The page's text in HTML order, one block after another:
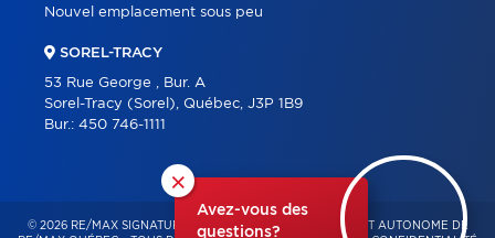
×
Avez-vous des
questions?
Nouvel emplacement sous peu
SOREL-TRACY
53 Rue George , Bur. A
Sorel-Tracy (Sorel), Québec, J3P 1B9
Bur.: 450 746-1111
© 2026 RE/MAX SIGNATURE – FRANCHISÉ INDÉPENDANT ET AUTONOME DE